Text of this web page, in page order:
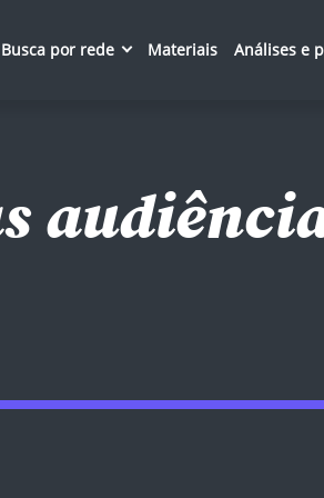
Busca por rede Materiais Análises e